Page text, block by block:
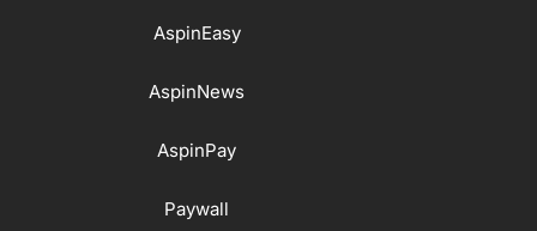
AspinEasy
AspinNews
AspinPay
Paywall